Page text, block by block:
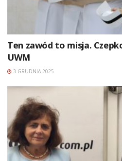
Ten zawód to misja.
UWM
3 GRUDNIA 2025